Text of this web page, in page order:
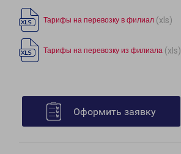
Тарифы на перевозку в филиал (xls)
Тарифы на перевозку из филиала (xls)
Оформить заявку